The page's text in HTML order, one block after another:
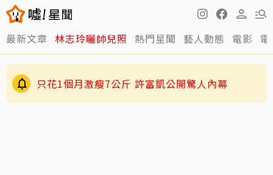
最新文章 林志玲曬帥兒照 熱門星聞 藝人動態 電影
只花1個月激瘦7公斤 許富凱公開驚人內幕